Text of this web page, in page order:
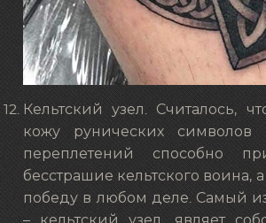
Кельтский узел. Считалось,
кожу рунических символов
переплетений способно
бесстрашие кельтского воина,
победу в любом деле. Самый